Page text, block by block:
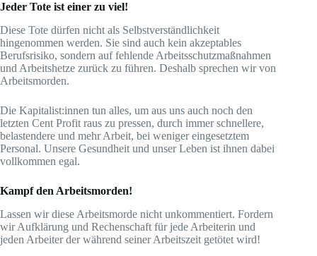
Jeder Tote ist einer zu viel!
Diese Tote dürfen nicht als Selbstverständlichkeit
hingenommen werden. Sie sind auch kein akzeptables
Berufsrisiko, sondern auf fehlende Arbeitsschutzmaßnahmen
und Arbeitshetze zurück zu führen. Deshalb sprechen wir von
Arbeitsmorden.
Die Kapitalist:innen tun alles, um aus uns auch noch den
letzten Cent Profit raus zu pressen, durch immer schnellere,
belastendere und mehr Arbeit, bei weniger eingesetztem
Personal. Unsere Gesundheit und unser Leben ist ihnen dabei
vollkommen egal.
Kampf den Arbeitsmorden!
Lassen wir diese Arbeitsmorde nicht unkommentiert. Fordern
wir Aufklärung und Rechenschaft für jede Arbeiterin und
jeden Arbeiter der während seiner Arbeitszeit getötet wird!